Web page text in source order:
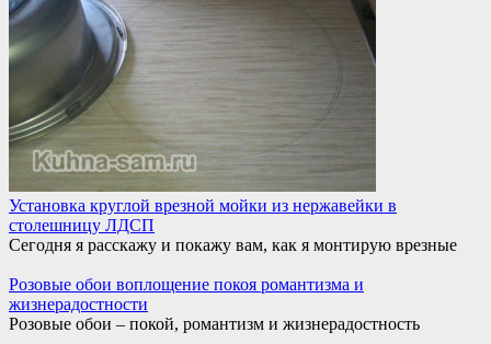
Установка круглой врезной мойки из нержавейки в
столешницу ЛДСП
Сегодня я расскажу и покажу вам, как я монтирую врезные
Розовые обои воплощение покоя романтизма и
жизнерадостности
Розовые обои – покой, романтизм и жизнерадостность